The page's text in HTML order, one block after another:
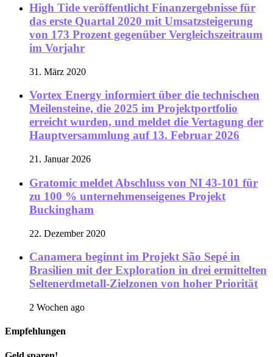
High Tide veröffentlicht Finanzergebnisse für
das erste Quartal 2020 mit Umsatzsteigerung
von 173 Prozent gegenüber Vergleichszeitraum
im Vorjahr
31. März 2020
Vortex Energy informiert über die technischen
Meilensteine, die 2025 im Projektportfolio
erreicht wurden, und meldet die Vertagung der
Hauptversammlung auf 13. Februar 2026
21. Januar 2026
Gratomic meldet Abschluss von NI 43-101 für
zu 100 % unternehmenseigenes Projekt
Buckingham
22. Dezember 2020
Canamera beginnt im Projekt São Sepé in
Brasilien mit der Exploration in drei ermittelten
Seltenerdmetall-Zielzonen von hoher Priorität
2 Wochen ago
Empfehlungen